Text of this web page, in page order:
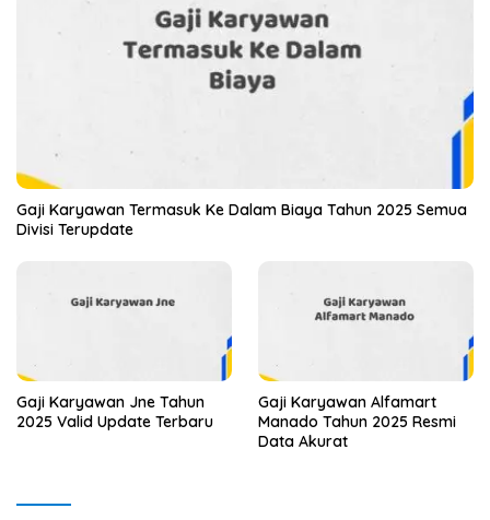
Gaji Karyawan Termasuk Ke Dalam Biaya Tahun 2025 Semua
Divisi Terupdate
Gaji Karyawan Jne Tahun
2025 Valid Update Terbaru
Gaji Karyawan Alfamart
Manado Tahun 2025 Resmi
Data Akurat